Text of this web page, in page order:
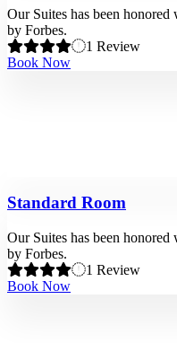
Our Suites has been
by Forbes.
1 Review
Book Now
Standard Room
Our Suites has been
by Forbes.
1 Review
Book Now